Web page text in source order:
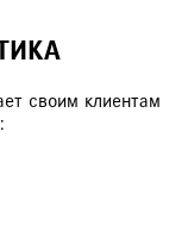
своим клиентам